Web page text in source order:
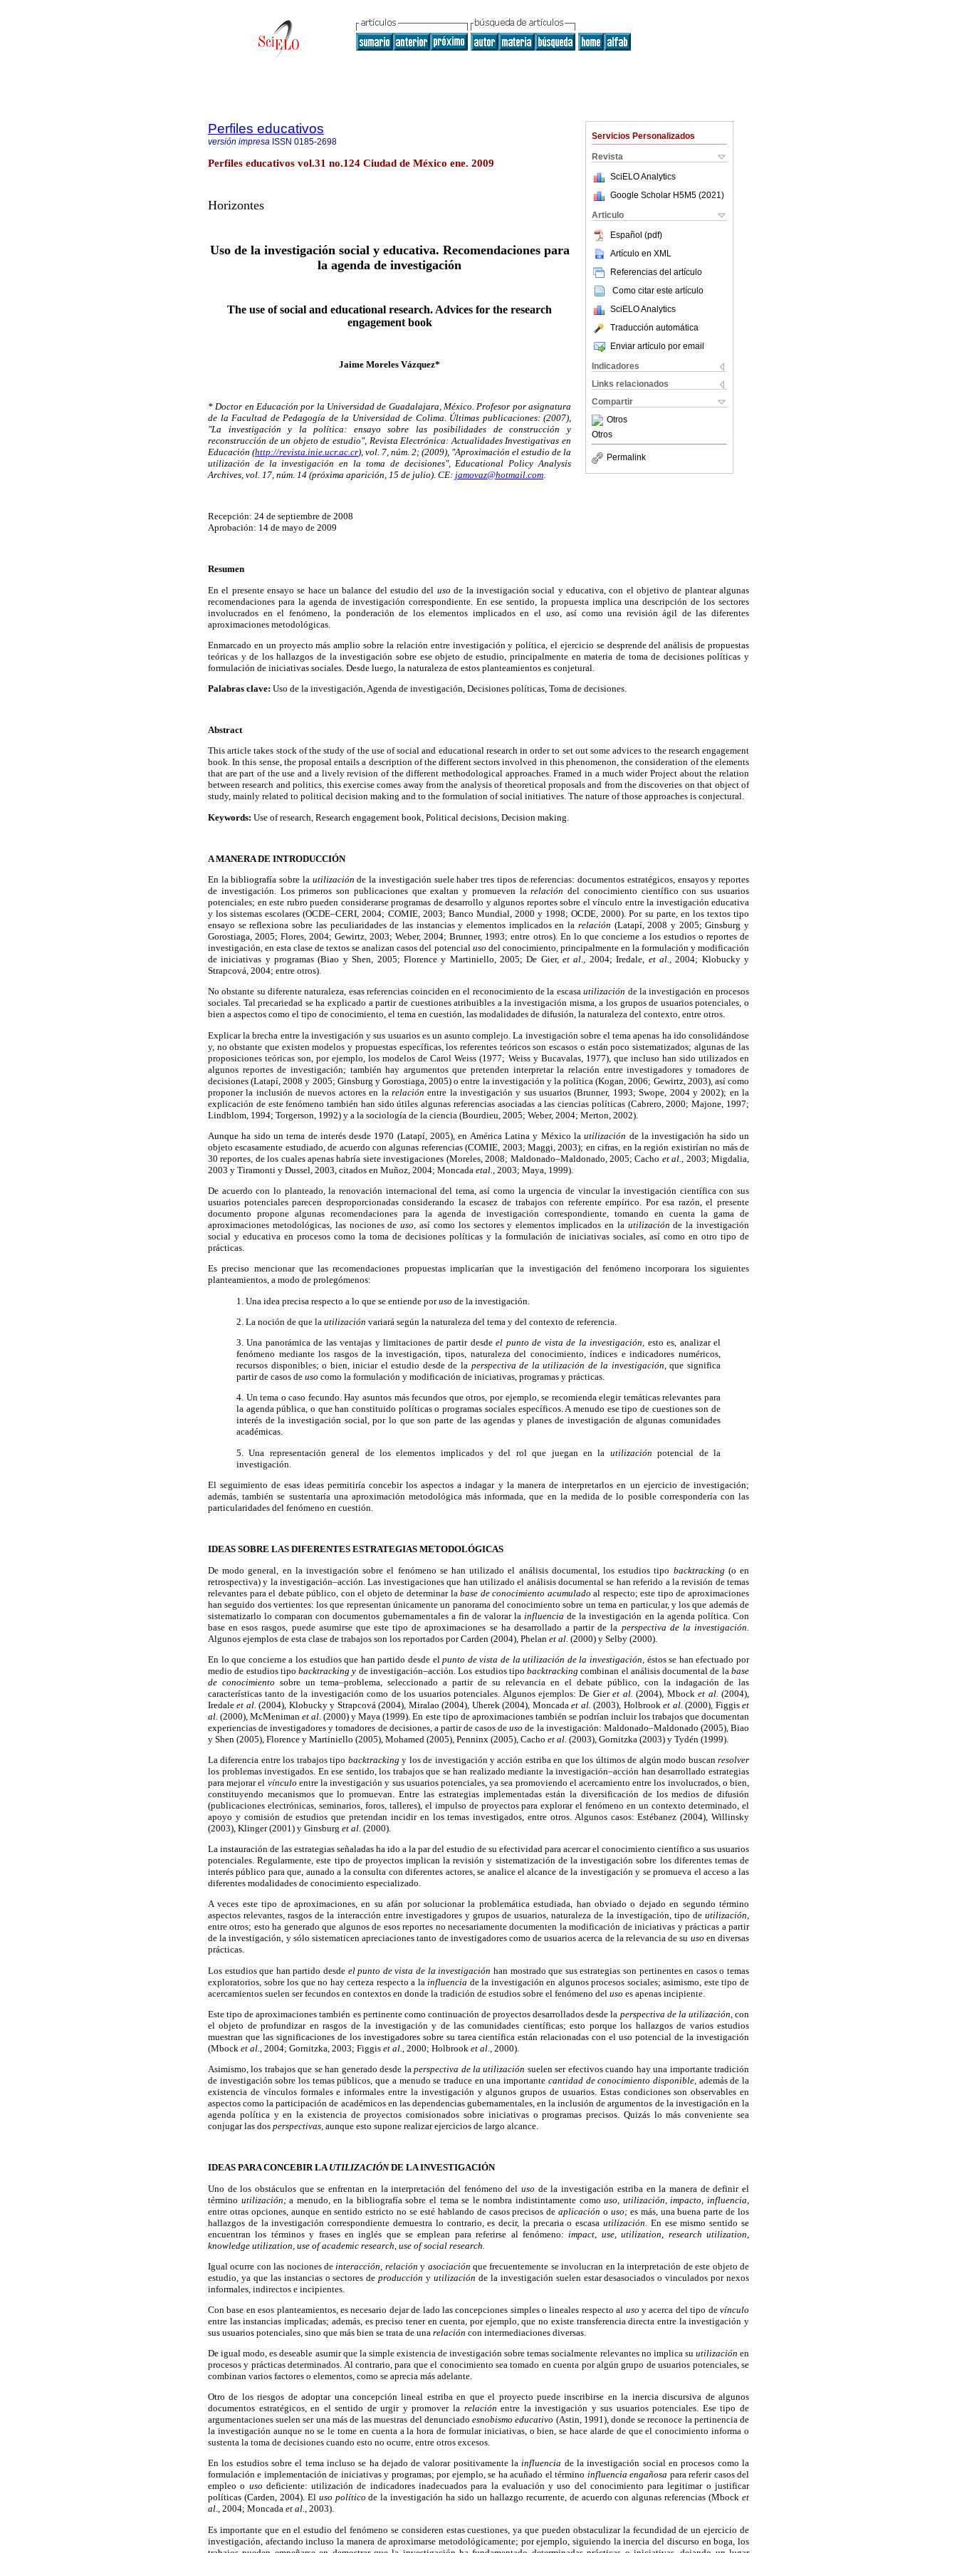
Servicios Personalizados
Revista
SciELO Analytics
Google Scholar H5M5 (2021 )
Articulo
Español (pdf)
Artículo en XML
Referencias del artículo
Como citar este artículo
SciELO Analytics
Traducción automática
Enviar artículo por email
Indicadores
Links relacionados
Compartir
Otros
Otros
Permalink
Perfiles educativos
versión impresa ISSN 0185-2698
Perfiles educativos vol.31 no.124 Ciudad de México ene. 2009
Horizontes
Uso de la investigación social y educativa. Recomendaciones para
la agenda de investigación
The use of social and educational research. Advices for the research
engagement book
Jaime Moreles Vázquez*
* Doctor en Educación por la Universidad de Guadalajara, México. Profesor por asignatura
de la Facultad de Pedagogía de la Universidad de Colima. Últimas publicaciones: (2007),
"La investigación y la política: ensayo sobre las posibilidades de construcción y
reconstrucción de un objeto de estudio", Revista Electrónica: Actualidades Investigativas en
Educación (http://revista.inie.ucr.ac.cr), vol. 7, núm. 2; (2009), "Aproximación el estudio de la
utilización de la investigación en la toma de decisiones", Educational Policy Analysis
Archives, vol. 17, núm. 14 (próxima aparición, 15 de julio). CE: jamovaz@hotmail.com
Recepción: 24 de septiembre de 2008
Aprobación: 14 de mayo de 2009
Resumen
En el presente ensayo se hace un balance del estudio del usode la investigación social y educativa, con el objetivo de plantear algunas
recomendaciones para la agenda de investigación correspondiente. En ese sentido, la propuesta implica una descripción de los sectores
involucrados en el fenómeno, la ponderación de los elementos implicados en el uso,así como una revisión ágil de las diferentes
aproximaciones metodológicas.
Enmarcado en un proyecto más amplio sobre la relación entre investigación y política, el ejercicio se desprende del análisis de propuestas
teóricas y de los hallazgos de la investigación sobre ese objeto de estudio, principalmente en materia de toma de decisiones políticas y
formulación de iniciativas sociales. Desde luego, la naturaleza de estos planteamientos es conjetural.
Palabras clave: Uso de la investigación, Agenda de investigación, Decisiones políticas, Toma de decisiones.
Abstract
This article takes stock of the study of the use of social and educational research in order to set out some advices to the research engagement
book. In this sense, the proposal entails a description of the different sectors involved in this phenomenon, the consideration of the elements
that are part of the use and a lively revision of the different methodological approaches. Framed in a much wider Project about the relation
between research and politics, this exercise comes away from the analysis of theoretical proposals and from the discoveries on that object of
study, mainly related to political decision making and to the formulation of social initiatives. The nature of those approaches is conjectural.
Keywords: Use of research, Research engagement book, Political decisions, Decision making.
A MANERA DE INTRODUCCIÓN
En la bibliografía sobre la utilizaciónde la investigación suele haber tres tipos de referencias: documentos estratégicos, ensayos y reportes
de investigación. Los primeros son publicaciones que exaltan y promueven larelacióndel conocimiento científico con sus usuarios
potenciales; en este rubro pueden considerarse programas de desarrollo y algunos reportes sobre el vínculo entre la investigación educativa
y los sistemas escolares (OCDE–CERI, 2004; COMIE, 2003; Banco Mundial, 2000 y 1998; OCDE, 2000). Por su parte, en los textos tipo
ensayo se reflexiona sobre las peculiaridades de las instancias y elementos implicados en la relación (Latapí, 2008 y 2005; Ginsburg y
Gorostiaga, 2005; Flores, 2004; Gewirtz, 2003; Weber, 2004; Brunner, 1993; entre otros). En lo que concierne a los estudios o reportes de
investigación, en esta clase de textos se analizan casos del potencial uso del conocimiento, principalmente en la formulación y modificación
de iniciativas y programas (Biao y Shen, 2005; Florence y Martiniello, 2005; De Gier,et al., 2004; Iredale, et al.,2004; Klobucky y
Strapcová, 2004; entre otros).
No obstante su diferente naturaleza, esas referencias coinciden en el reconocimiento de la escasautilización de la investigación en procesos
sociales. Tal precariedad se ha explicado a partir de cuestiones atribuibles a la investigación misma, a los grupos de usuarios potenciales, o
bien a aspectos como el tipo de conocimiento, el tema en cuestión, las modalidades de difusión, la naturaleza del contexto, entre otros.
Explicar la brecha entre la investigación y sus usuarios es un asunto complejo. La investigación sobre el tema apenas ha ido consolidándose
y, no obstante que existen modelos y propuestas específicas, los referentes teóricos son escasos o están poco sistematizados; algunas de las
proposiciones teóricas son, por ejemplo, los modelos de Carol Weiss (1977; Weiss y Bucavalas, 1977), que incluso han sido utilizados en
algunos reportes de investigación; también hay argumentos que pretenden interpretar la relación entre investigadores y tomadores de
decisiones (Latapí, 2008 y 2005; Ginsburg y Gorostiaga, 2005) o entre la investigación y la política (Kogan, 2006; Gewirtz, 2003), así como
proponer la inclusión de nuevos actores en la relaciónentre la investigación y sus usuarios (Brunner, 1993; Swope, 2004 y 2002); en la
explicación de este fenómeno también han sido útiles algunas referencias asociadas a las ciencias políticas (Cabrero, 2000; Majone, 1997;
Lindblom, 1994; Torgerson, 1992) y a la sociología de la ciencia (Bourdieu, 2005; Weber, 2004; Merton, 2002).
Aunque ha sido un tema de interés desde 1970 (Latapí, 2005), en América Latina y México lautilización de la investigación ha sido un
objeto escasamente estudiado, de acuerdo con algunas referencias (COMIE, 2003; Maggi, 2003); en cifras, en la región existirían no más de
30 reportes, de los cuales apenas habría siete investigaciones (Moreles, 2008; Maldonado–Maldonado, 2005; Cacho et al., 2003; Migdalia,
2003 y Tiramonti y Dussel, 2003, citados en Muñoz, 2004; Moncada etal., 2003; Maya, 1999).
De acuerdo con lo planteado, la renovación internacional del tema, así como la urgencia de vincular la investigación científica con sus
usuarios potenciales parecen desproporcionadas considerando la escasez de trabajos con referente empírico. Por esa razón, el presente
documento propone algunas recomendaciones para la agenda de investigación correspondiente, tomando en cuenta la gama de
aproximaciones metodológicas, las nociones deuso,así como los sectores y elementos implicados en la utilizaciónde la investigación
social y educativa en procesos como la toma de decisiones políticas y la formulación de iniciativas sociales, así como en otro tipo de
prácticas.
Es preciso mencionar que las recomendaciones propuestas implicarían que la investigación del fenómeno incorporara los siguientes
planteamientos, a modo de prolegómenos:
1. Una idea precisa respecto a lo que se entiende poruso de la investigación.
2. La noción de que la utilización variará según la naturaleza del tema y del contexto de referencia.
3. Una panorámica de las ventajas y limitaciones de partir desdeel punto de vista de la investigación, esto es, analizar el
fenómeno mediante los rasgos de la investigación, tipos, naturaleza del conocimiento, índices e indicadores numéricos,
recursos disponibles; o bien, iniciar el estudio desde de la perspectiva de la utilización de la investigación,que significa
partir de casos de uso como la formulación y modificación de iniciativas, programas y prácticas.
4. Un tema o caso fecundo. Hay asuntos más fecundos que otros, por ejemplo, se recomienda elegir temáticas relevantes para
la agenda pública, o que han constituido políticas o programas sociales específicos. A menudo ese tipo de cuestiones son de
interés de la investigación social, por lo que son parte de las agendas y planes de investigación de algunas comunidades
académicas.
5. Una representación general de los elementos implicados y del rol que juegan en la utilizaciónpotencial de la
investigación.
El seguimiento de esas ideas permitiría concebir los aspectos a indagar y la manera de interpretarlos en un ejercicio de investigación;
además, también se sustentaría una aproximación metodológica más informada, que en la medida de lo posible correspondería con las
particularidades del fenómeno en cuestión.
IDEAS SOBRE LAS DIFERENTES ESTRATEGIAS METODOLÓGICAS
De modo general, en la investigación sobre el fenómeno se han utilizado el análisis documental, los estudios tipo backtracking (o en
retrospectiva) y la investigación–acción. Las investigaciones que han utilizado el análisis documental se han referido a la revisión de temas
relevantes para el debate público, con el objeto de determinar labase de conocimiento acumuladoal respecto; este tipo de aproximaciones
han seguido dos vertientes: los que representan únicamente un panorama del conocimiento sobre un tema en particular, y los que además de
sistematizarlo lo comparan con documentos gubernamentales a fin de valorar la influenciade la investigación en la agenda política. Con
base en esos rasgos, puede asumirse que este tipo de aproximaciones se ha desarrollado a partir de la perspectiva de la investigación.
Algunos ejemplos de esta clase de trabajos son los reportados por Carden (2004), Phelan et al. (2000) y Selby (2000).
En lo que concierne a los estudios que han partido desde elpunto de vista de la utilización de la investigación, éstos se han efectuado por
medio de estudios tipobacktracking y de investigación–acción. Los estudios tipobacktrackingcombinan el análisis documental de labase
de conocimiento sobre un tema–problema, seleccionado a partir de su relevancia en el debate público, con la indagación de las
características tanto de la investigación como de los usuarios potenciales. Algunos ejemplos: De Gieret al.(2004), Mbocket al.(2004),
Iredaleet al.(2004), Klobucky y Strapcová (2004), Miralao (2004), Uherek (2004), Moncadaet al.(2003), Holbrooket al.(2000), Figgiset
al.(2000), McMenimanet al.(2000) y Maya (1999). En este tipo de aproximaciones también se podrían incluir los trabajos que documentan
experiencias de investigadores y tomadores de decisiones, a partir de casos deusode la investigación: Maldonado–Maldonado (2005), Biao
y Shen (2005), Florence y Martiniello (2005), Mohamed (2005), Penninx (2005), Cacho et al. (2003), Gornitzka (2003) y Tydén (1999).
La diferencia entre los trabajos tipo backtrackingy los de investigación y acción estriba en que los últimos de algún modo buscanresolver
los problemas investigados. En ese sentido, los trabajos que se han realizado mediante la investigación–acción han desarrollado estrategias
para mejorar el vínculo entre la investigación y sus usuarios potenciales, ya sea promoviendo el acercamiento entre los involucrados, o bien,
constituyendo mecanismos que lo promuevan. Entre las estrategias implementadas están la diversificación de los medios de difusión
(publicaciones electrónicas, seminarios, foros, talleres), el impulso de proyectos para explorar el fenómeno en un contexto determinado, el
apoyo y comisión de estudios que pretendan incidir en los temas investigados, entre otros. Algunos casos: Estébanez (2004), Willinsky
(2003), Klinger (2001) y Ginsburg et al. (2000).
La instauración de las estrategias señaladas ha ido a la par del estudio de su efectividad para acercar el conocimiento científico a sus usuarios
potenciales. Regularmente, este tipo de proyectos implican la revisión y sistematización de la investigación sobre los diferentes temas de
interés público para que, aunado a la consulta con diferentes actores, se analice el alcance de la investigación y se promueva el acceso a las
diferentes modalidades de conocimiento especializado.
A veces este tipo de aproximaciones, en su afán por solucionar la problemática estudiada, han obviado o dejado en segundo término
aspectos relevantes, rasgos de la interacción entre investigadores y grupos de usuarios, naturaleza de la investigación, tipo de utilización,
entre otros; esto ha generado que algunos de esos reportes no necesariamente documenten la modificación de iniciativas y prácticas a partir
de la investigación, y sólo sistematicen apreciaciones tanto de investigadores como de usuarios acerca de la relevancia de su uso en diversas
prácticas.
Los estudios que han partido desde el punto de vista de la investigación han mostrado que sus estrategias son pertinentes en casos o temas
exploratorios, sobre los que no hay certeza respecto a la influencia de la investigación en algunos procesos sociales; asimismo, este tipo de
acercamientos suelen ser fecundos en contextos en donde la tradición de estudios sobre el fenómeno del uso es apenas incipiente.
Este tipo de aproximaciones también es pertinente como continuación de proyectos desarrollados desde la perspectiva de la utilización,con
el objeto de profundizar en rasgos de la investigación y de las comunidades científicas; esto porque los hallazgos de varios estudios
muestran que las significaciones de los investigadores sobre su tarea científica están relacionadas con el uso potencial de la investigación
(Mbock et al., 2004; Gornitzka, 2003; Figgis et al., 2000; Holbrook et al., 2000).
Asimismo, los trabajos que se han generado desde laperspectiva de la utilización suelen ser efectivos cuando hay una importante tradición
de investigación sobre los temas públicos, que a menudo se traduce en una importante cantidad de conocimiento disponible, además de la
existencia de vínculos formales e informales entre la investigación y algunos grupos de usuarios. Estas condiciones son observables en
aspectos como la participación de académicos en las dependencias gubernamentales, en la inclusión de argumentos de la investigación en la
agenda política y en la existencia de proyectos comisionados sobre iniciativas o programas precisos. Quizás lo más conveniente sea
conjugar las dos perspectivas, aunque esto supone realizar ejercicios de largo alcance.
IDEAS PARA CONCEBIR LAUTILIZACIÓNDE LA INVESTIGACIÓN
Uno de los obstáculos que se enfrentan en la interpretación del fenómeno deluso de la investigación estriba en la manera de definir el
término utilización;a menudo, en la bibliografía sobre el tema se le nombra indistintamente comouso, utilización, impacto, influencia,
entre otras opciones, aunque en sentido estricto no se esté hablando de casos precisos deaplicación o uso; es más, una buena parte de los
hallazgos de la investigación correspondiente demuestra lo contrario, es decir, la precaria o escasautilización. En ese mismo sentido se
encuentran los términos y frases en inglés que se emplean para referirse al fenómeno: impact, use, utilization, research utilization,
knowledge utilization, use of academic research, use of social research.
Igual ocurre con las nociones de interacción, relacióny asociaciónque frecuentemente se involucran en la interpretación de este objeto de
estudio, ya que las instancias o sectores deproducciónyutilización de la investigación suelen estar desasociados o vinculados por nexos
informales, indirectos e incipientes.
Con base en esos planteamientos, es necesario dejar de lado las concepciones simples o lineales respecto al usoy acerca del tipo devínculo
entre las instancias implicadas; además, es preciso tener en cuenta, por ejemplo, que no existe transferencia directa entre la investigación y
sus usuarios potenciales, sino que más bien se trata de una relación con intermediaciones diversas.
De igual modo, es deseable asumir que la simple existencia de investigación sobre temas socialmente relevantes no implica su utilizaciónen
procesos y prácticas determinados. Al contrario, para que el conocimiento sea tomado en cuenta por algún grupo de usuarios potenciales, se
combinan varios factores o elementos, como se aprecia más adelante.
Otro de los riesgos de adoptar una concepción lineal estriba en que el proyecto puede inscribirse en la inercia discursiva de algunos
documentos estratégicos, en el sentido de urgir y promover la relaciónentre la investigación y sus usuarios potenciales. Ese tipo de
argumentaciones suelen ser una más de las muestras del denunciadoesnobismo educativo (Astin, 1991), donde se reconoce la pertinencia de
la investigación aunque no se le tome en cuenta a la hora de formular iniciativas, o bien, se hace alarde de que el conocimiento informa o
sustenta la toma de decisiones cuando esto no ocurre, entre otros excesos.
En los estudios sobre el tema incluso se ha dejado de valorar positivamente lainfluencia de la investigación social en procesos como la
formulación e implementación de iniciativas y programas; por ejemplo, se ha acuñado el término influencia engañosa para referir casos del
empleo o uso deficiente: utilización de indicadores inadecuados para la evaluación y uso del conocimiento para legitimar o justificar
políticas (Carden, 2004). El uso políticode la investigación ha sido un hallazgo recurrente, de acuerdo con algunas referencias (Mbocket
al., 2004; Moncada et al., 2003).
Es importante que en el estudio del fenómeno se consideren estas cuestiones, ya que pueden obstaculizar la fecundidad de un ejercicio de
investigación, afectando incluso la manera de aproximarse metodológicamente; por ejemplo, siguiendo la inercia del discurso en boga, los